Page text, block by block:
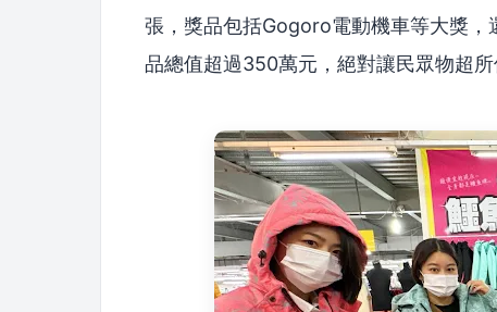
張，獎品包括Gogoro電動機車等大獎
品總值超過350萬元，絕對讓民眾物超所